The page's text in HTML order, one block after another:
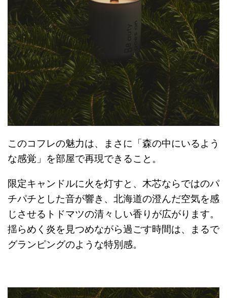
このコフレの魅力は、まさに「森の中にいるよう
な感覚」を部屋で再現できること。
限定キャンドルに火を灯すと、木芯ならではのパ
チパチとした音が響き、北海道の澄んだ空気を感
じさせるトドマツの清々しい香りが広がります。
揺らめく炎を見つめながら過ごす時間は、まるで
グランピングのような特別感。